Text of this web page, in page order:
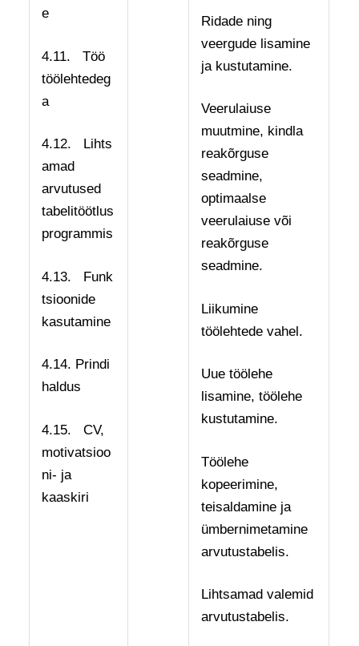
e
4.11. Töö
töölehtedeg
a
4.12. Lihts
amad
arvutused
tabelitöötlus
programmis
4.13. Funk
tsioonide
kasutamine
4.14. Prindi
haldus
4.15. CV,
motivatsioo
ni- ja
kaaskiri
Ridade ning
veergude lisamine
ja kustutamine.
Veerulaiuse
muutmine, kindla
reakõrguse
seadmine,
optimaalse
veerulaiuse või
reakõrguse
seadmine.
Liikumine
töölehtede vahel.
Uue töölehe
lisamine, töölehe
kustutamine.
Töölehe
kopeerimine,
teisaldamine ja
ümbernimetamine
arvutustabelis.
Lihtsamad valemid
arvutustabelis.